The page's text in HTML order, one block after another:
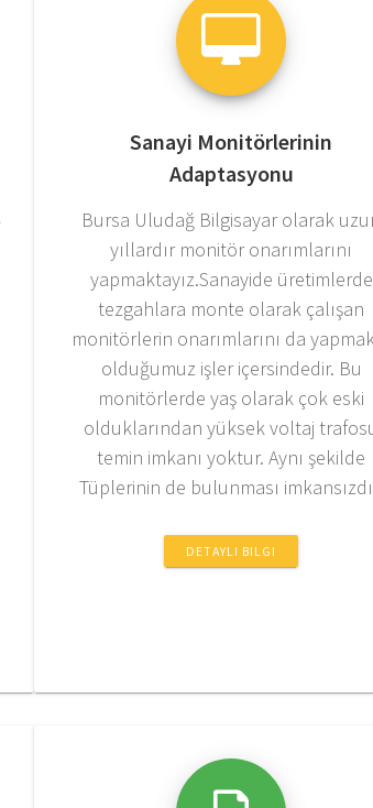
Sanayi Monitörlerinin
Adaptasyonu
Bursa Uludağ Bilgisayar olarak
yıllardır monitör onarımlarını
yapmaktayız.Sanayide üretimlerde
tezgahlara monte olarak çalışan
monitörlerin onarımlarını da
olduğumuz işler içersindedir. Bu
monitörlerde yaş olarak çok eski
olduklarından yüksek voltaj
temin imkanı yoktur. Aynı şekilde
Tüplerinin de bulunması
DETAYLI BILGI